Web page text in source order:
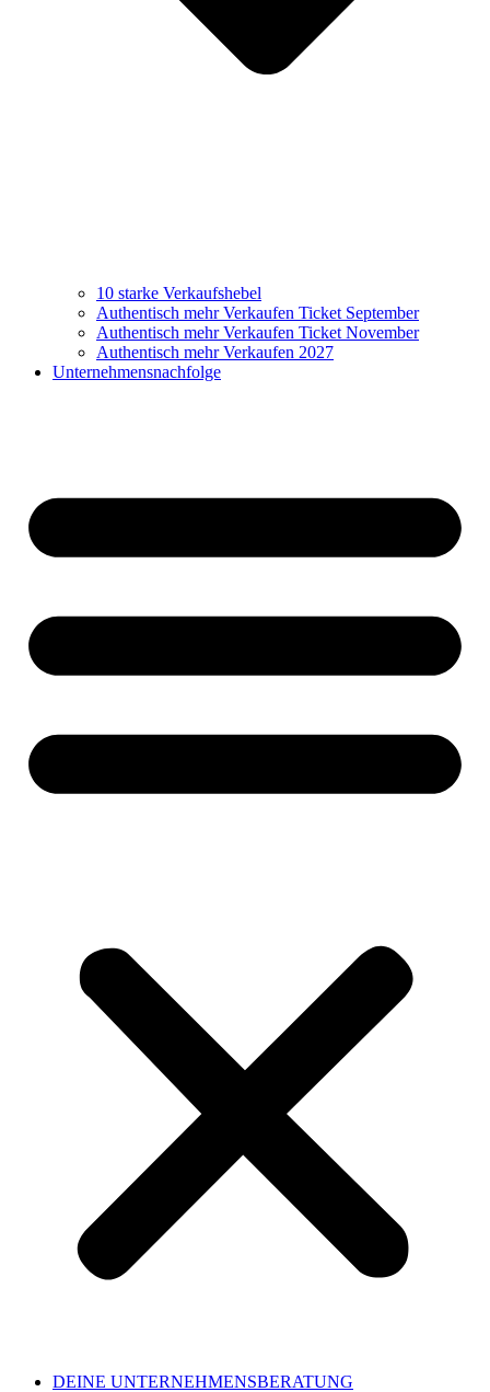
10 starke Verkaufshebel
Authentisch mehr Verkaufen Ticket September
Authentisch mehr Verkaufen Ticket November
Authentisch mehr Verkaufen 2027
Unternehmensnachfolge
DEINE UNTERNEHMENSBERATUNG